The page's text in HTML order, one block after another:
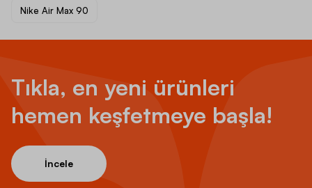
Nike Air Max 90
Tıkla, en yeni ürünleri
hemen keşfetmeye başla!
İncele